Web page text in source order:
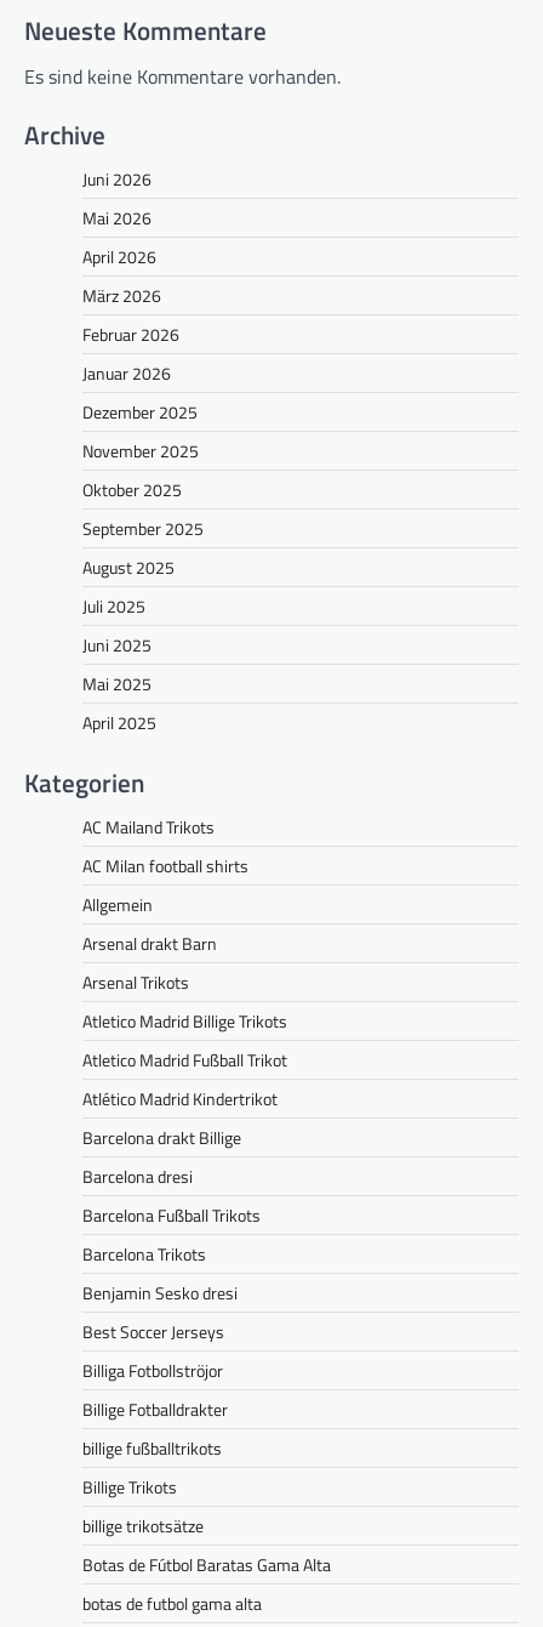
Neueste Kommentare
Es sind keine Kommentare vorhanden.
Archive
Juni 2026
Mai 2026
April 2026
März 2026
Februar 2026
Januar 2026
Dezember 2025
November 2025
Oktober 2025
September 2025
August 2025
Juli 2025
Juni 2025
Mai 2025
April 2025
Kategorien
AC Mailand Trikots
AC Milan football shirts
Allgemein
Arsenal drakt Barn
Arsenal Trikots
Atletico Madrid Billige Trikots
Atletico Madrid Fußball Trikot
Atlético Madrid Kindertrikot
Barcelona drakt Billige
Barcelona dresi
Barcelona Fußball Trikots
Barcelona Trikots
Benjamin Sesko dresi
Best Soccer Jerseys
Billiga Fotbollströjor
Billige Fotballdrakter
billige fußballtrikots
Billige Trikots
billige trikotsätze
Botas de Fútbol Baratas Gama Alta
botas de futbol gama alta